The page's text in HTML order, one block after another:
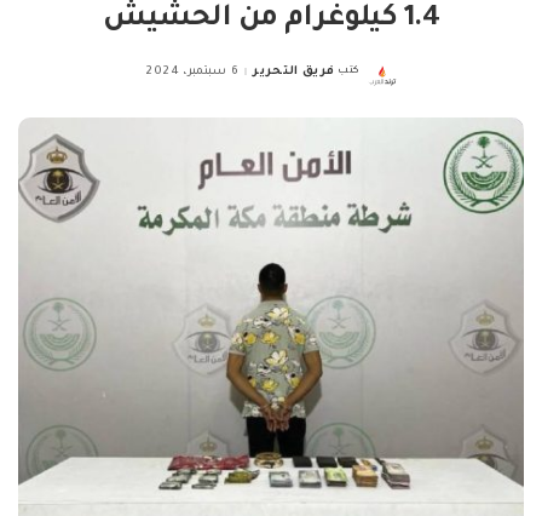
1.4 كيلوغرام من الحشيش
Posted
كتب فريق التحرير 6 سبتمبر، 2024